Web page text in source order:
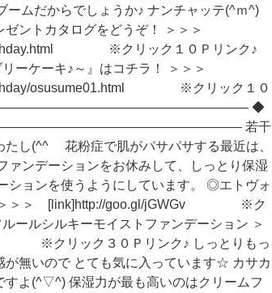
ームだからでしょうか♪ ナンチャッテ(^ｍ^)
ゼントカタログをどうぞ！ ＞＞＞
※クリック１０Ｐリンク♪
リーケーキ♪～』はコチラ！ ＞＞＞
osusume01.html ※クリック１０
◆
若干
し(^^ゞ 花粉症で肌がパサパサする最近は、
ァンデーションをお休みして、しっとり保湿
ションを使うようにしています。 ◎エトヴォ
ン ＞＞＞ [link]http://goo.gl/jGWGv ※ク
ールシルキーモイストファンデーション ＞
※クリック３０Ｐリンク♪ しっとりもっ
が無いので とても気に入っています☆ カサカ
すよ(^▽^) 保湿力が最も高いのはクリームフ